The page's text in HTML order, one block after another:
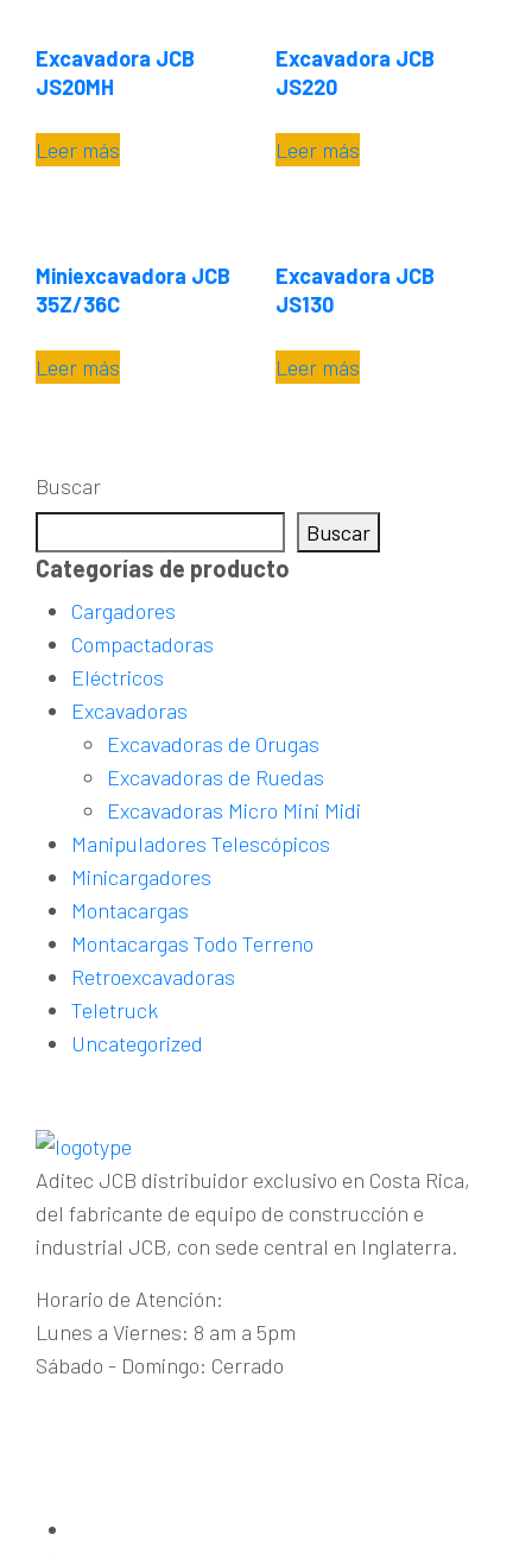
Excavadora JCB
JS20MH
Leer más
Excavadora JCB
JS220
Leer más
Miniexcavadora JCB
35Z/36C
Leer más
Excavadora JCB
JS130
Leer más
Buscar
Buscar
Categorías de producto
Cargadores
Compactadoras
Eléctricos
Excavadoras
Excavadoras de Orugas
Excavadoras de Ruedas
Excavadoras Micro Mini Midi
Manipuladores Telescópicos
Minicargadores
Montacargas
Montacargas Todo Terreno
Retroexcavadoras
Teletruck
Uncategorized
Aditec JCB distribuidor exclusivo en Costa Rica,
del fabricante de equipo de construcción e
industrial JCB, con sede central en Inglaterra.
Horario de Atención:
Lunes a Viernes: 8 am a 5pm
Sábado - Domingo: Cerrado